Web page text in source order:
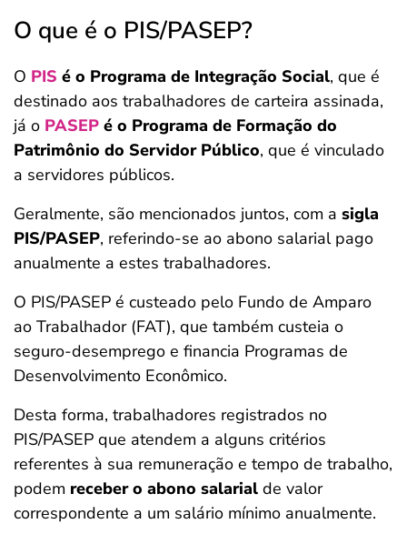
O que é o PIS/PASEP?
O PIS é o Programa de Integração Social, que é
destinado aos trabalhadores de carteira assinada,
já o PASEP é o Programa de Formação do
Patrimônio do Servidor Público, que é vinculado
a servidores públicos.
Geralmente, são mencionados juntos, com a sigla
PIS/PASEP, referindo-se ao abono salarial pago
anualmente a estes trabalhadores.
O PIS/PASEP é custeado pelo Fundo de Amparo
ao Trabalhador (FAT), que também custeia o
seguro-desemprego e financia Programas de
Desenvolvimento Econômico.
Desta forma, trabalhadores registrados no
PIS/PASEP que atendem a alguns critérios
referentes à sua remuneração e tempo de trabalho,
podem receber o abono salarial de valor
correspondente a um salário mínimo anualmente.